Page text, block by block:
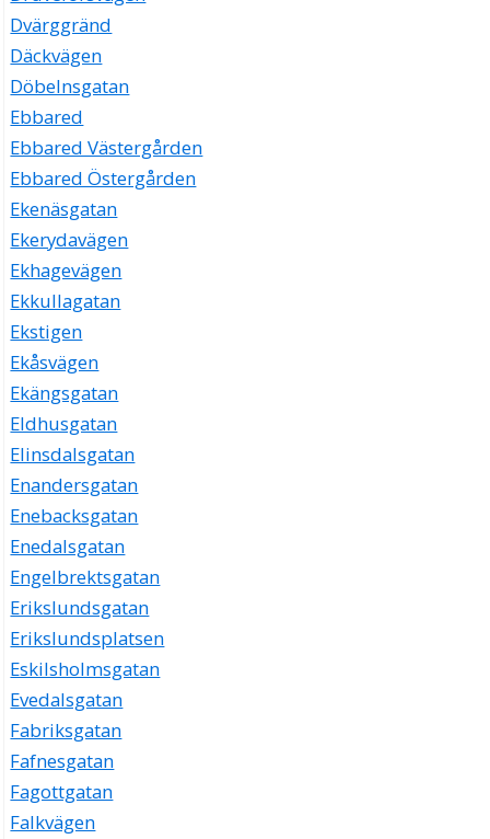
Dvärggränd
Däckvägen
Döbelnsgatan
Ebbared
Ebbared Västergården
Ebbared Östergården
Ekenäsgatan
Ekerydavägen
Ekhagevägen
Ekkullagatan
Ekstigen
Ekåsvägen
Ekängsgatan
Eldhusgatan
Elinsdalsgatan
Enandersgatan
Enebacksgatan
Enedalsgatan
Engelbrektsgatan
Erikslundsgatan
Erikslundsplatsen
Eskilsholmsgatan
Evedalsgatan
Fabriksgatan
Fafnesgatan
Fagottgatan
Falkvägen